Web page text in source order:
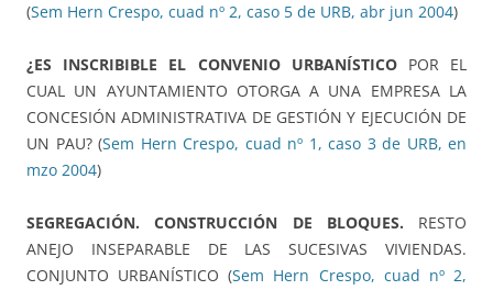
(Sem Hern Crespo, cuad nº 2, caso 5 de URB, abr jun 2004)
¿ES INSCRIBIBLE EL CONVENIO URBANÍSTICOPOR EL
CUAL UN AYUNTAMIENTO OTORGA A UNA EMPRESA LA
CONCESIÓN ADMINISTRATIVA DE GESTIÓN Y EJECUCIÓN DE
UN PAU? (Sem Hern Crespo, cuad nº 1, caso 3 de URB, en
mzo 2004)
SEGREGACIÓN. CONSTRUCCIÓN DE BLOQUES. RESTO
ANEJO INSEPARABLE DE LAS SUCESIVAS VIVIENDAS.
CONJUNTO URBANÍSTICO (Sem Hern Crespo, cuad nº 2,